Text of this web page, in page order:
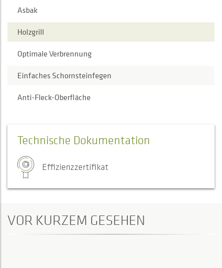
Asbak
Holzgrill
Optimale Verbrennung
Einfaches Schornsteinfegen
Anti-Fleck-Oberfläche
Technische Dokumentation
Effizienzzertifikat
VOR KURZEM GESEHEN